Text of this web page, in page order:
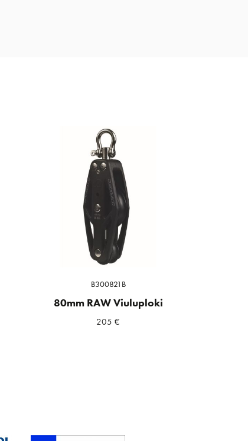
B300821B
80mm RAW Viuluploki
205€